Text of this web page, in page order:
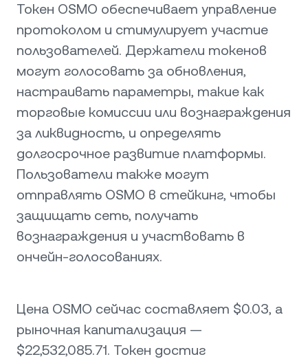
Токен OSMO обеспечивает управление
протоколом и стимулирует участие
пользователей. Держатели токенов
могут голосовать за обновления,
настраивать параметры, такие как
торговые комиссии или вознаграждения
за ликвидность, и определять
долгосрочное развитие платформы.
Пользователи также могут
отправлять OSMO в стейкинг, чтобы
защищать сеть, получать
вознаграждения и участвовать в
ончейн-голосованиях.
Цена OSMO сейчас составляет $0.03, а
рыночная капитализация —
$22,532,085.71. Токен достиг